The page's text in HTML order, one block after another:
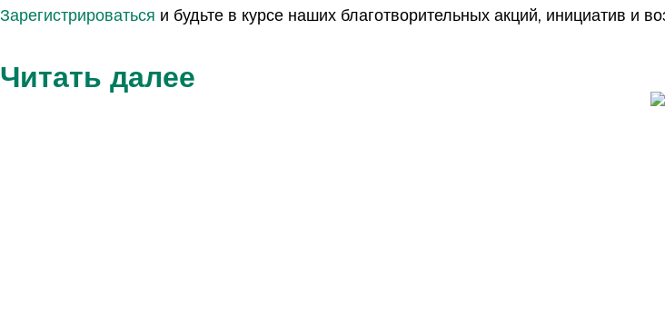
Зарегистрироваться и будьте в курсе наших благотворительных акций, инициатив и
Читать далее